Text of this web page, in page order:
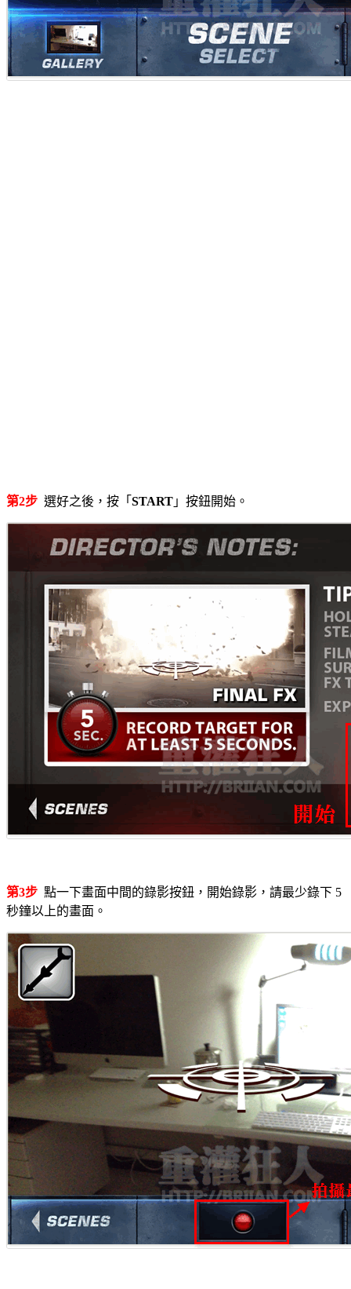
第2步 選好之後，按「 START 」按鈕開始。
第3步 點一下畫面中間的錄影按鈕，開始錄影，請最少錄下 5
秒鐘以上的畫面。